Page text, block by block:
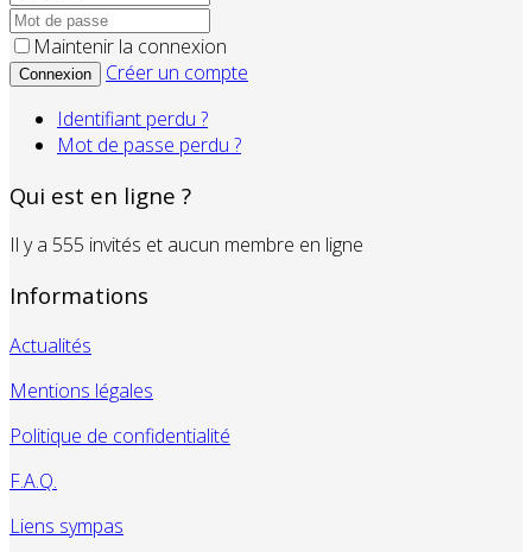
Maintenir la connexion
Connexion
Créer un compte
Identifiant perdu ?
Mot de passe perdu ?
Qui est en ligne ?
Il y a 555 invités et aucun membre en ligne
Informations
Actualités
Mentions légales
Politique de confidentialité
F.A.Q.
Liens sympas